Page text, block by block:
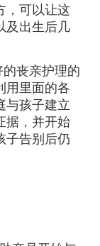
，可以让这
及出生后几
丧亲护理的
用里面的各
与孩子建立
据，并开始
子告别后仍